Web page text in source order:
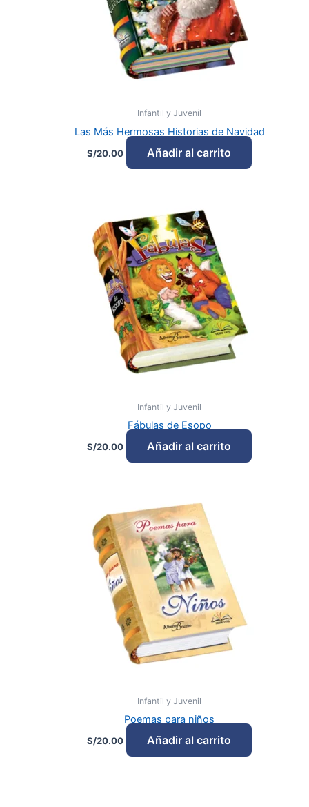
Infantil y Juvenil
Las Más Hermosas Historias de Navidad
S/20.00 Añadir al carrito
Infantil y Juvenil
Fábulas de Esopo
S/20.00 Añadir al carrito
Infantil y Juvenil
Poemas para niños
S/20.00 Añadir al carrito